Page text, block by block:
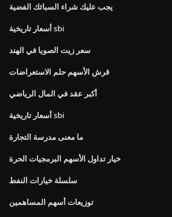
يجب عليك شراء السبائك الفضية
أسعار تاريخية sbi
سعر زيت الصويا في الهند
قرش الأسهم حلم الاستعراضات
أكبر عقد في المال الرياضي
أسعار تاريخية sbi
ما معنى مدرسة التجارة
خيار تداول الأسهم البرمجيات الحرة
سلسلة خيارات النفط
توزيعات أسهم المساهمين